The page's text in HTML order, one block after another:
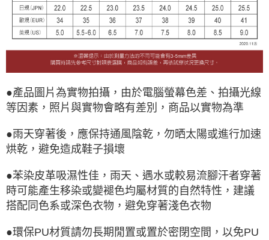
●產品圖片為實物拍攝，由於電腦螢幕色差、拍攝光線
等因素，照片與實物會略有差別，商品以實物為準
●雨天穿著後，應保持通風陰乾，勿晒太陽或進行加速
烘乾，避免造成鞋子損壞
●苯染皮革吸濕性佳，雨天、遇水或較易流腳汗者穿著
時可能產生移染或變褪色均屬材質的自然特性，建議
搭配同色系或深色衣物，避免穿著淺色衣物
●環保PU材質請勿長期閒置或置於密閉空間，以免PU